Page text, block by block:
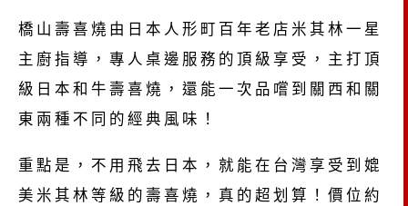
橋山壽喜燒由日本人形町百年老店米其林一星
主廚指導，專人桌邊服務的頂級享受，主打頂
級日本和牛壽喜燒，還能一次品嚐到關西和關
東兩種不同的經典風味！
重點是，不用飛去日本，就能在台灣享受到媲
美米其林等級的壽喜燒，真的超划算！價位約